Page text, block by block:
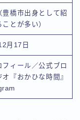
豊橋市出身として紹
とが多い）
月17日
フィール／公式ブロ
オ『おかひな時間』